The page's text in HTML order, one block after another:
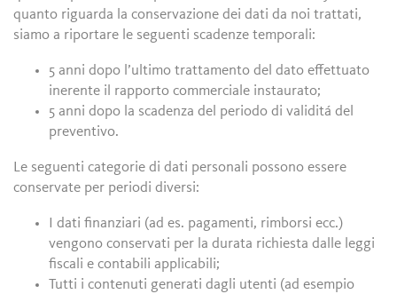
quanto riguarda la conservazione dei dati da noi trattati,
siamo a riportare le seguenti scadenze temporali:
5 anni dopo l’ultimo trattamento del dato effettuato
inerente il rapporto commerciale instaurato;
5 anni dopo la scadenza del periodo di validitá del
preventivo.
Le seguenti categorie di dati personali possono essere
conservate per periodi diversi:
I dati finanziari (ad es. pagamenti, rimborsi ecc.)
vengono conservati per la durata richiesta dalle leggi
fiscali e contabili applicabili;
Tutti i contenuti generati dagli utenti (ad esempio